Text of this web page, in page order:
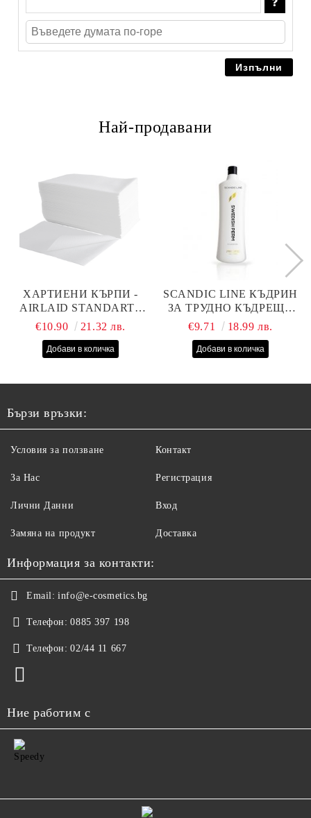
Най-продавани
ХАРТИЕНИ КЪРПИ -
AIRLAID STANDART -
40СМ/70СМ - 100БР
€10.90 21.32 лв.
SCANDIC LINE КЪДРИН
ЗА ТРУДНО КЪДРЕЩА
СЕ КОСА 1000МЛ
€9.71 18.99 лв.
Бързи връзки:
Условия за ползване
За Нас
Лични Данни
Замяна на продукт
Контакт
Регистрация
Вход
Доставка
Информация за контакти:
Email: info@e-cosmetics.bg
Телефон: 0885 397 198
Телефон: 02/44 11 667
Ние работим с